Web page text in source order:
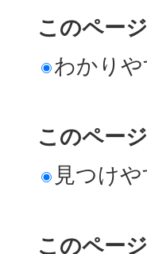
このペー
わかり
このペー
見つけ
このペー